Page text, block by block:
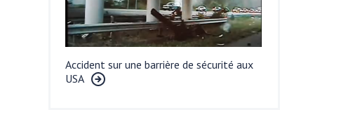
Accident sur une barrière de sécurité aux
USA